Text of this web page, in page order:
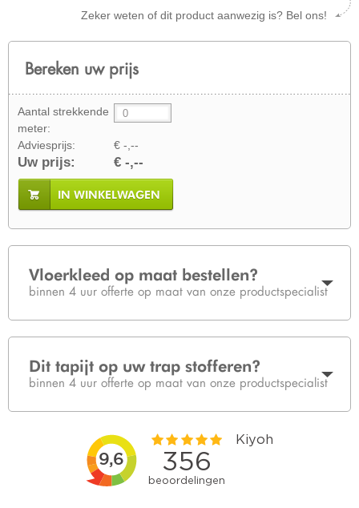
Zeker weten of dit product aanwezig is? Bel ons!
Bereken uw prijs
Aantal strekkende
meter:
Adviesprijs:
€ -,--
Uw prijs: € -,--
IN WINKELWAGEN
Vloerkleed op maat bestellen?
binnen 4 uur offerte op maat van onze productspecialist
Dit tapijt op uw trap stofferen?
binnen 4 uur offerte op maat van onze productspecialist